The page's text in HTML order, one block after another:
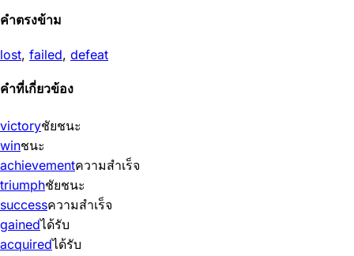
คำตรงข้าม
lost, failed, defeat
คำที่เกี่ยวข้อง
victoryชัยชนะ
winชนะ
achievementความสำเร็จ
triumphชัยชนะ
successความสำเร็จ
gainedได้รับ
acquiredได้รับ